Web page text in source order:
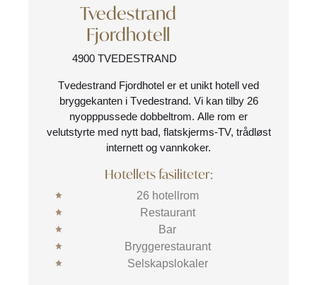
Tvedestrand
Fjordhotell
4900 TVEDESTRAND
Tvedestrand Fjordhotel er et unikt hotell ved
bryggekanten i Tvedestrand. Vi kan tilby 26
nyopppussede dobbeltrom. Alle rom er
velutstyrte med nytt bad, flatskjerms-TV, trådløst
internett og vannkoker.
Hotellets fasiliteter:
26 hotellrom
Restaurant
Bar
Bryggerestaurant
Selskapslokaler